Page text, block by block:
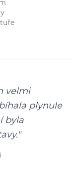
velmi
plynule
byla